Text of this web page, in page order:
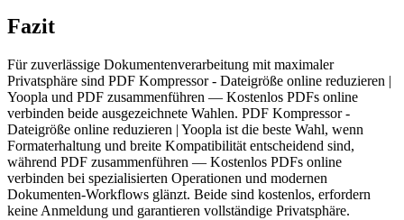
Fazit
Für zuverlässige Dokumentenverarbeitung mit maximaler
Privatsphäre sind PDF Kompressor - Dateigröße online reduzieren |
Yoopla und PDF zusammenführen — Kostenlos PDFs online
verbinden beide ausgezeichnete Wahlen. PDF Kompressor -
Dateigröße online reduzieren | Yoopla ist die beste Wahl, wenn
Formaterhaltung und breite Kompatibilität entscheidend sind,
während PDF zusammenführen — Kostenlos PDFs online
verbinden bei spezialisierten Operationen und modernen
Dokumenten-Workflows glänzt. Beide sind kostenlos, erfordern
keine Anmeldung und garantieren vollständige Privatsphäre.